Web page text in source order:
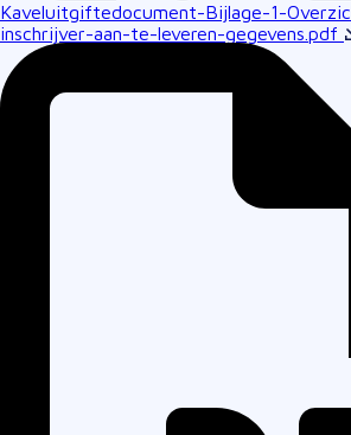
Kaveluitgiftedocument-Bijlage-1-
inschrijver-aan-te-leveren-gegevens.pdf